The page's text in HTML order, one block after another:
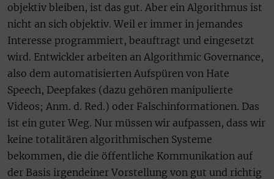
objektiv bleiben, ist das gut. Aber ein Algorithmus ist
nicht an sich objektiv. Weil er immer in jemandes
Interesse programmiert, beauftragt und eingesetzt
wird. Entwickler arbeiten an Algorithmic Governance,
also dem automatisierten Aufspüren von Hate
Speech, Deepfakes (dazu gehören manipulierte
Videos; Anm. d. Red.) oder Falschinformationen. Das
ist ein guter Weg. Nur müssen wir aufpassen, dass wir
keine totalitären algorithmischen Systeme
bekommen, die die öffentliche Kommunikation auf
der Basis irgendeiner Vorstellung von gut und richtig